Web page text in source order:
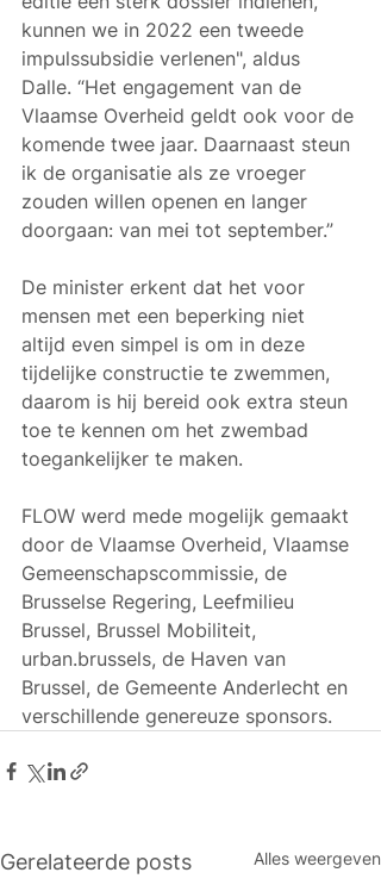
kunnen we in 2022 een tweede
impulssubsidie verlenen", aldus
Dalle. “Het engagement van de
Vlaamse Overheid geldt ook voor de
komende twee jaar. Daarnaast steun
ik de organisatie als ze vroeger
zouden willen openen en langer
doorgaan: van mei tot september.”
De minister erkent dat het voor
mensen met een beperking niet
altijd even simpel is om in deze
tijdelijke constructie te zwemmen,
daarom is hij bereid ook extra steun
toe te kennen om het zwembad
toegankelijker te maken.
FLOW werd mede mogelijk gemaakt
door de Vlaamse Overheid, Vlaamse
Gemeenschapscommissie, de
Brusselse Regering, Leefmilieu
Brussel, Brussel Mobiliteit,
urban.brussels, de Haven van
Brussel, de Gemeente Anderlecht en
verschillende genereuze sponsors.
Gerelateerde posts Alles weergeven